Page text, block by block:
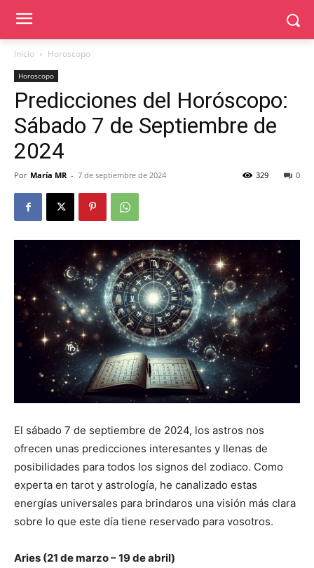
Inicio Horoscopo
Horoscopo
Predicciones del Horóscopo:
Sábado 7 de Septiembre de
2024
Por María MR - 7 de septiembre de 2024 0
329
El sábado 7 de septiembre de 2024, los astros nos
ofrecen unas predicciones interesantes y llenas de
posibilidades para todos los signos del zodiaco. Como
experta en tarot y astrología, he canalizado estas
energías universales para brindaros una visión más clara
sobre lo que este día tiene reservado para vosotros.
Aries (21 de marzo – 19 de abril)